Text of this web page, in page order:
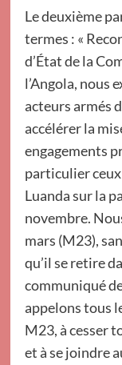
Le deuxième
termes : «
d’État de la
l’Angola, nous
acteurs armés
accélérer la
engagements
particulier
Luanda sur la
novembre.
mars (M23),
qu’il se retire
communiqué
appelons tous
M23, à cesser
et à se joindre